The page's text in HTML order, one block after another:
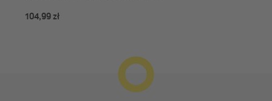
JAROLIFT Sevenlogic Comfort
Funk TDRRT 01W
104,99 zł